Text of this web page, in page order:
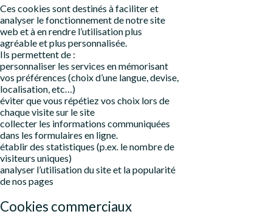
Ces cookies sont destinés à faciliter et
analyser le fonctionnement de notre site
web et à en rendre l’utilisation plus
agréable et plus personnalisée.
Ils permettent de :
personnaliser les services en mémorisant
vos préférences (choix d’une langue, devise,
localisation, etc…)
éviter que vous répétiez vos choix lors de
chaque visite sur le site
collecter les informations communiquées
dans les formulaires en ligne.
établir des statistiques (p.ex. le nombre de
visiteurs uniques)
analyser l’utilisation du site et la popularité
de nos pages
Cookies commerciaux